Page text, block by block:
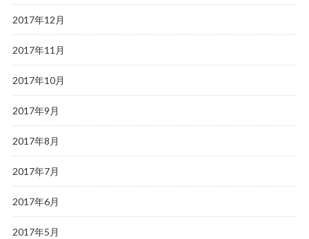
2017年12月
2017年11月
2017年10月
2017年9月
2017年8月
2017年7月
2017年6月
2017年5月